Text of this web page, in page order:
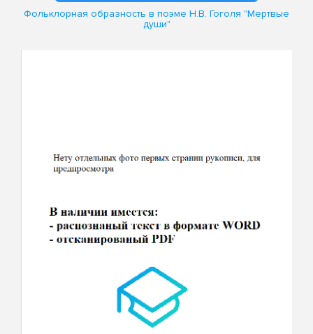
Фольклорная образность в поэме Н.В. Гоголя "Мертвые
души"